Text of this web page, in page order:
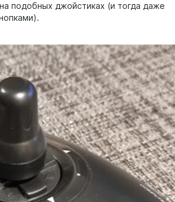
подобных джойстиках (и тогда даже